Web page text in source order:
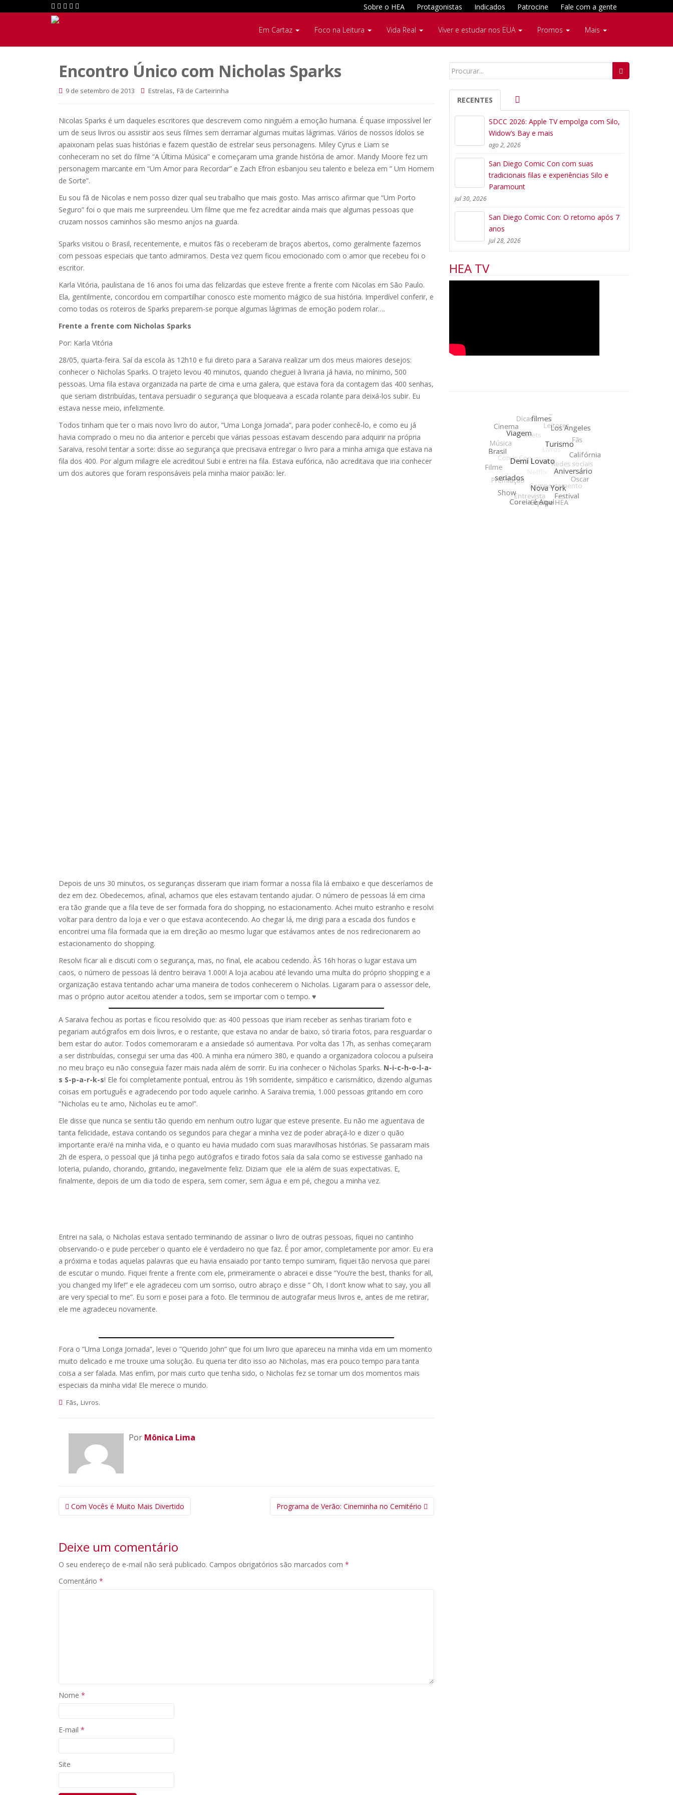
Sobre o HEA Protagonistas Indicados Patrocine Fale com a gente
Em Cartaz Foco na Leitura Vida Real Viver e estudar nos EUA Promos Mais
Encontro Único com Nicholas Sparks
9 de setembro de 2013 Estrelas, Fã de Carteirinha
Nicolas Sparks é um daqueles escritores que descrevem como ninguém a emoção humana. É quase impossível ler
um de seus livros ou assistir aos seus filmes sem derramar algumas muitas lágrimas. Vários de nossos ídolos se
apaixonam pelas suas histórias e fazem questão de estrelar seus personagens. Miley Cyrus e Liam se
conheceram no set do filme “A Última Música” e começaram uma grande história de amor. Mandy Moore fez um
personagem marcante em “Um Amor para Recordar” e Zach Efron esbanjou seu talento e beleza em ” Um Homem
de Sorte”.
Eu sou fã de Nicolas e nem posso dizer qual seu trabalho que mais gosto. Mas arrisco afirmar que “Um Porto
Seguro” foi o que mais me surpreendeu. Um filme que me fez acreditar ainda mais que algumas pessoas que
cruzam nossos caminhos são mesmo anjos na guarda.
Sparks visitou o Brasil, recentemente, e muitos fãs o receberam de braços abertos, como geralmente fazemos
com pessoas especiais que tanto admiramos. Desta vez quem ficou emocionado com o amor que recebeu foi o
escritor.
Karla Vitória, paulistana de 16 anos foi uma das felizardas que esteve frente a frente com Nicolas em São Paulo.
Ela, gentilmente, concordou em compartilhar conosco este momento mágico de sua história. Imperdível conferir, e
como todas os roteiros de Sparks preparem-se porque algumas lágrimas de emoção podem rolar….
Frente a frente com Nicholas Sparks
Por: Karla Vitória
28/05, quarta-feira. Saí da escola às 12h10 e fui direto para a Saraiva realizar um dos meus maiores desejos:
conhecer o Nicholas Sparks. O trajeto levou 40 minutos, quando cheguei à livraria já havia, no mínimo, 500
pessoas. Uma fila estava organizada na parte de cima e uma galera, que estava fora da contagem das 400 senhas,
que seriam distribuídas, tentava persuadir o segurança que bloqueava a escada rolante para deixá-los subir. Eu
estava nesse meio, infelizmente.
Todos tinham que ter o mais novo livro do autor, ”Uma Longa Jornada”, para poder conhecê-lo, e como eu já
havia comprado o meu no dia anterior e percebi que várias pessoas estavam descendo para adquirir na própria
Saraiva, resolvi tentar a sorte: disse ao segurança que precisava entregar o livro para a minha amiga que estava na
fila dos 400. Por algum milagre ele acreditou! Subi e entrei na fila. Estava eufórica, não acreditava que iria conhecer
um dos autores que foram responsáveis pela minha maior paixão: ler.
Depois de uns 30 minutos, os seguranças disseram que iriam formar a nossa fila lá embaixo e que desceríamos de
dez em dez. Obedecemos, afinal, achamos que eles estavam tentando ajudar. O número de pessoas lá em cima
era tão grande que a fila teve de ser formada fora do shopping, no estacionamento. Achei muito estranho e resolvi
voltar para dentro da loja e ver o que estava acontecendo. Ao chegar lá, me dirigi para a escada dos fundos e
encontrei uma fila formada que ia em direção ao mesmo lugar que estávamos antes de nos redirecionarem ao
estacionamento do shopping.
Resolvi ficar ali e discuti com o segurança, mas, no final, ele acabou cedendo. ÀS 16h horas o lugar estava um
caos, o número de pessoas lá dentro beirava 1.000! A loja acabou até levando uma multa do próprio shopping e a
organização estava tentando achar uma maneira de todos conhecerem o Nicholas. Ligaram para o assessor dele,
mas o próprio autor aceitou atender a todos, sem se importar com o tempo. ♥
A Saraiva fechou as portas e ficou resolvido que: as 400 pessoas que iriam receber as senhas tirariam foto e
pegariam autógrafos em dois livros, e o restante, que estava no andar de baixo, só tiraria fotos, para resguardar o
bem estar do autor. Todos comemoraram e a ansiedade só aumentava. Por volta das 17h, as senhas começaram
a ser distribuídas, consegui ser uma das 400. A minha era número 380, e quando a organizadora colocou a pulseira
no meu braço eu não conseguia fazer mais nada além de sorrir. Eu iria conhecer o Nicholas Sparks. N-i-c-h-o-l-a-
s S-p-a-r-k-s! Ele foi completamente pontual, entrou às 19h sorridente, simpático e carismático, dizendo algumas
coisas em português e agradecendo por todo aquele carinho. A Saraiva tremia, 1.000 pessoas gritando em coro
”Nicholas eu te amo, Nicholas eu te amo!”.
Ele disse que nunca se sentiu tão querido em nenhum outro lugar que esteve presente. Eu não me aguentava de
tanta felicidade, estava contando os segundos para chegar a minha vez de poder abraçá-lo e dizer o quão
importante era/é na minha vida, e o quanto eu havia mudado com suas maravilhosas histórias. Se passaram mais
2h de espera, o pessoal que já tinha pego autógrafos e tirado fotos saía da sala como se estivesse ganhado na
loteria, pulando, chorando, gritando, inegavelmente feliz. Diziam que ele ia além de suas expectativas. E,
finalmente, depois de um dia todo de espera, sem comer, sem água e em pé, chegou a minha vez.
Entrei na sala, o Nicholas estava sentado terminando de assinar o livro de outras pessoas, fiquei no cantinho
observando-o e pude perceber o quanto ele é verdadeiro no que faz. É por amor, completamente por amor. Eu era
a próxima e todas aquelas palavras que eu havia ensaiado por tanto tempo sumiram, fiquei tão nervosa que parei
de escutar o mundo. Fiquei frente a frente com ele, primeiramente o abracei e disse ”You’re the best, thanks for all,
you changed my life!” e ele agradeceu com um sorriso, outro abraço e disse ” Oh, I don’t know what to say, you all
are very special to me”. Eu sorri e posei para a foto. Ele terminou de autografar meus livros e, antes de me retirar,
ele me agradeceu novamente.
Fora o ”Uma Longa Jornada”, levei o ”Querido John” que foi um livro que apareceu na minha vida em um momento
muito delicado e me trouxe uma solução. Eu queria ter dito isso ao Nicholas, mas era pouco tempo para tanta
coisa a ser falada. Mas enfim, por mais curto que tenha sido, o Nicholas fez se tornar um dos momentos mais
especiais da minha vida! Ele merece o mundo.
Fãs, Livros.
Por Mônica Lima
Navegação
Com Vocês é Muito Mais Divertido Programa de Verão: Cineminha no Cemitério
Deixe um comentário
O seu endereço de e-mail não será publicado. Campos obrigatórios são marcados com *
Comentário *
Nome *
E-mail *
Site
Search
RECENTES
SDCC 2026: Apple TV empolga com Silo,
Widow’s Bay e mais
ago 2, 2026
San Diego Comic Con com suas
tradicionais filas e experiências Silo e
Paramount
jul 30, 2026
San Diego Comic Con: O retorno após 7
anos
jul 28, 2026
HEA TV